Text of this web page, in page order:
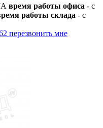
время работы офиса - с
работы склада - с
перезвонить мне